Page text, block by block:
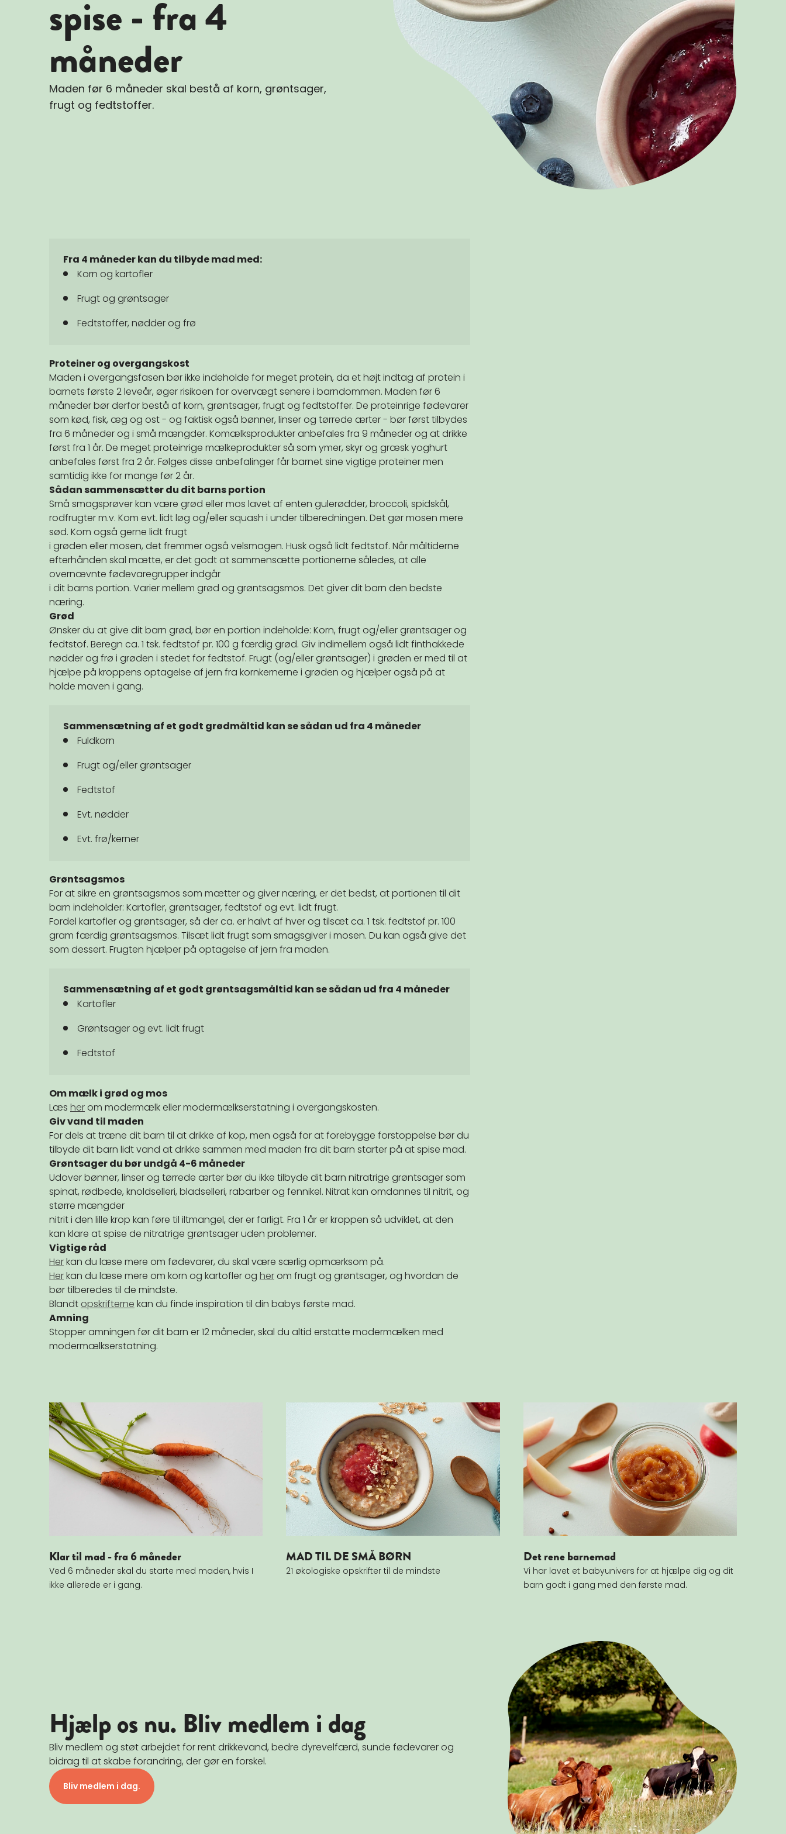
spise - fra 4
måneder
Maden før 6 måneder skal bestå af korn, grøntsager,
frugt og fedtstoffer.
Fra 4 måneder kan du tilbyde mad med:
Korn og kartofler
Frugt og grøntsager
Fedtstoffer, nødder og frø
Proteiner og overgangskost
Maden i overgangsfasen bør ikke indeholde for meget protein, da et højt indtag af protein i
barnets første 2 leveår, øger risikoen for overvægt senere i barndommen. Maden før 6
måneder bør derfor bestå af korn, grøntsager, frugt og fedtstoffer. De proteinrige fødevarer
som kød, fisk, æg og ost - og faktisk også bønner, linser og tørrede ærter - bør først tilbydes
fra 6 måneder og i små mængder. Komælksprodukter anbefales fra 9 måneder og at drikke
først fra 1 år. De meget proteinrige mælkeprodukter så som ymer, skyr og græsk yoghurt
anbefales først fra 2 år. Følges disse anbefalinger får barnet sine vigtige proteiner men
samtidig ikke for mange før 2 år.
Sådan sammensætter du dit barns portion
Små smagsprøver kan være grød eller mos lavet af enten gulerødder, broccoli, spidskål,
rodfrugter m.v. Kom evt. lidt løg og/eller squash i under tilberedningen. Det gør mosen mere
sød. Kom også gerne lidt frugt
i grøden eller mosen, det fremmer også velsmagen. Husk også lidt fedtstof. Når måltiderne
efterhånden skal mætte, er det godt at sammensætte portionerne således, at alle
overnævnte fødevaregrupper indgår
i dit barns portion. Varier mellem grød og grøntsagsmos. Det giver dit barn den bedste
næring.
Grød
Ønsker du at give dit barn grød, bør en portion indeholde: Korn, frugt og/eller grøntsager og
fedtstof. Beregn ca. 1 tsk. fedtstof pr. 100 g færdig grød. Giv indimellem også lidt finthakkede
nødder og frø i grøden i stedet for fedtstof. Frugt (og/eller grøntsager) i grøden er med til at
hjælpe på kroppens optagelse af jern fra kornkernerne i grøden og hjælper også på at
holde maven i gang.
Sammensætning af et godt grødmåltid kan se sådan ud fra 4 måneder
Fuldkorn
Frugt og/eller grøntsager
Fedtstof
Evt. nødder
Evt. frø/kerner
Grøntsagsmos
For at sikre en grøntsagsmos som mætter og giver næring, er det bedst, at portionen til dit
barn indeholder: Kartofler, grøntsager, fedtstof og evt. lidt frugt.
Fordel kartofler og grøntsager, så der ca. er halvt af hver og tilsæt ca. 1 tsk. fedtstof pr. 100
gram færdig grøntsagsmos. Tilsæt lidt frugt som smagsgiver i mosen. Du kan også give det
som dessert. Frugten hjælper på optagelse af jern fra maden.
Sammensætning af et godt grøntsagsmåltid kan se sådan ud fra 4 måneder
Kartofler
Grøntsager og evt. lidt frugt
Fedtstof
Om mælk i grød og mos
Læs herom modermælk eller modermælkserstatning i overgangskosten.
Giv vand til maden
For dels at træne dit barn til at drikke af kop, men også for at forebygge forstoppelse bør du
tilbyde dit barn lidt vand at drikke sammen med maden fra dit barn starter på at spise mad.
Grøntsager du bør undgå 4-6 måneder
Udover bønner, linser og tørrede ærter bør du ikke tilbyde dit barn nitratrige grøntsager som
spinat, rødbede, knoldselleri, bladselleri, rabarber og fennikel. Nitrat kan omdannes til nitrit, og
større mængder
nitrit i den lille krop kan føre til iltmangel, der er farligt. Fra 1 år er kroppen så udviklet, at den
kan klare at spise de nitratrige grøntsager uden problemer.
Vigtige råd
Herkan du læse mere om fødevarer, du skal være særlig opmærksom på.
Herkan du læse mere om korn og kartofler og herom frugt og grøntsager, og hvordan de
bør tilberedes til de mindste.
Blandt opskrifterne kan du finde inspiration til din babys første mad.
Amning
Stopper amningen før dit barn er 12 måneder, skal du altid erstatte modermælken med
modermælkserstatning.
Læs mere om Klar til mad - fra 6 måneder
Klar til mad - fra 6 måneder
Ved 6 måneder skal du starte med maden, hvis I
ikke allerede er i gang.
Læs mere om MAD TIL DE SMÅ BØRN
MAD TIL DE SMÅ BØRN
21 økologiske opskrifter til de mindste
Læs mere om Det rene barnemad
Det rene barnemad
Vi har lavet et babyunivers for at hjælpe dig og dit
barn godt i gang med den første mad.
Hjælp os nu. Bliv medlem i dag
Bliv medlem og støt arbejdet for rent drikkevand, bedre dyrevelfærd, sunde fødevarer og
bidrag til at skabe forandring, der gør en forskel.
Bliv medlem i dag.